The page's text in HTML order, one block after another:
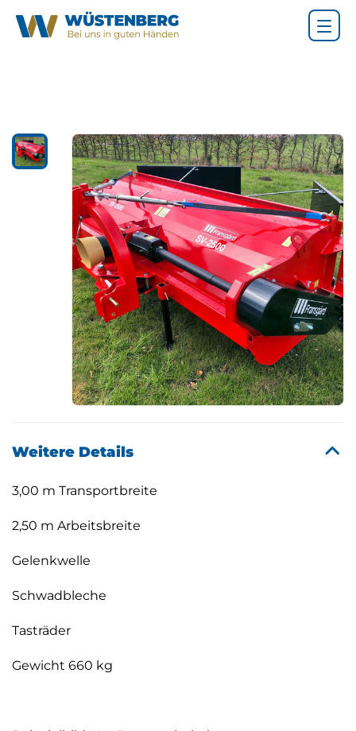
Weitere Details
3,00 m Transportbreite
2,50 m Arbeitsbreite
Gelenkwelle
Schwadbleche
Tasträder
Gewicht 660 kg